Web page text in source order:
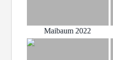
Maibaum 2022